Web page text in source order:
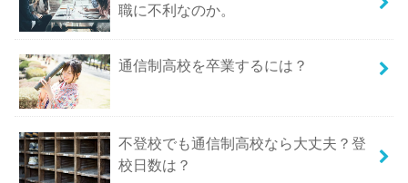
職に不利なのか。
通信制高校を卒業するには？
不登校でも通信制高校なら大丈夫？登
校日数は？